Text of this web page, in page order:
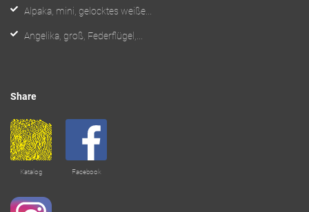
Alpaka, mini, gelocktes weiße...
Angelika, groß, Federflügel,...
Share
Katalog Facebook